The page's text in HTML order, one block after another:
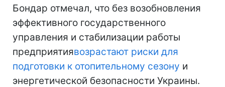
Бондар отмечал, что без возобновления
эффективного государственного
управления и стабилизации работы
предприятиявозрастают риски для
подготовки к отопительному сезону и
энергетической безопасности Украины.